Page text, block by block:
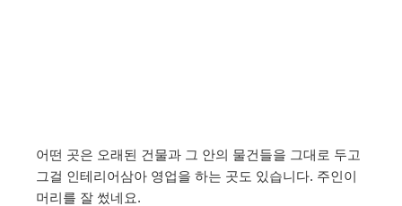
어떤 곳은 오래된 건물과 그 안의 물건들을 그대로 두고
그걸 인테리어삼아 영업을 하는 곳도 있습니다. 주인이
머리를 잘 썼네요.